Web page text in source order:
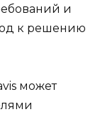
и
к решению
может